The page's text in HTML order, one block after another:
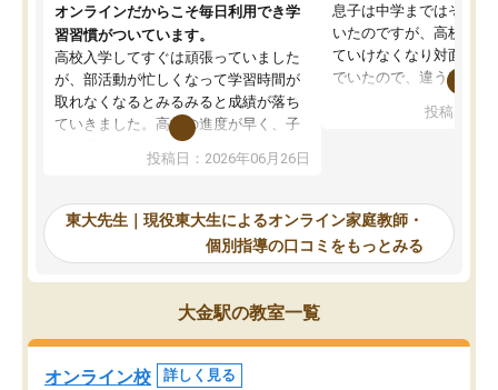
オンラインだからこそ毎日利用でき学
習習慣がついています。
高校入学してすぐは頑張っていました
が、部活動が忙しくなって学習時間が
取れなくなるとみるみると成績が落ち
ていきました。高校の進度が早く、子
供も家に帰って勉強の話すると嫌な反
応を示します。東大先生にお願いして
れるので、親としても安心です。毎日
使える自習室とかもあり、わからない
ところがあれば先生が回答してくれる
のも重宝しています。
投稿日：2026年06月26日
息子は中学まではそこそ
いたのですが、高校に入
ていけなくなり対面の塾
でいたので、違うアプロ
で、当初は模試でD判定
自習室が毎日使えていつ
るのが心強かったよう
謝です。
投稿日：
東大先生｜現役東大生によるオンライン家庭教師・
個別指導の口コミをもっとみる
大金駅の教室一覧
オンライン校 詳しく見る